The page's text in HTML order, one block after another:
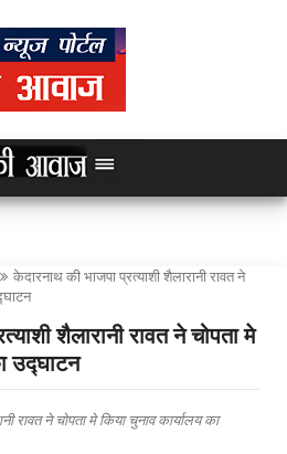
केदारनाथ की भाजपा प्रत्याशी शैलारानी रावत ने
शैलारानी रावत ने चोपता मे
उद्घाटन
रावत ने चोपता मे किया चुनाव कार्यालय का